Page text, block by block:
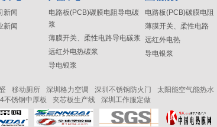
新闻
新闻
电路板(PCB)碳膜电阻导电碳
浆
薄膜开关、柔性电路导电碳浆
远红外电热碳浆
导电银浆
电路板(PCB)碳膜电阻
薄膜开关、柔性电路
远红外电热
导电银浆
移动厕所 深圳格力空调 深圳不锈钢防火门 太阳能空气能热水
不锈钢中厚板 夹芯板生产线 深圳工作服定做